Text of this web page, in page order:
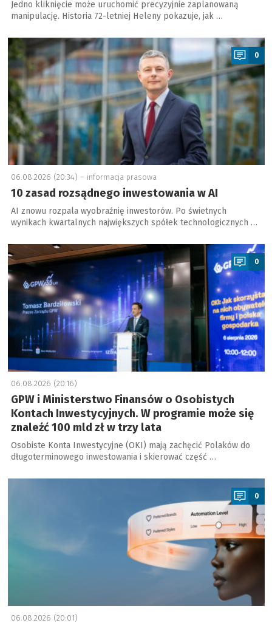
Jedno kliknięcie może uruchomić precyzyjnie zaplanowaną
manipulację. Historia 72-letniej Heleny pokazuje, jak …
a
0
06.08.2026 (20:34) – informacja prasowa
10 zasad rozsądnego inwestowania w AI
AI znowu rozpala wyobraźnię inwestorów. Po świetnych
wynikach kwartalnych największych spółek technologicznych …
a
0
06.08.2026 (20:16)
GPW i Ministerstwo Finansów o Osobistych
Kontach Inwestycyjnych. W programie może się
znaleźć 100 mld zł w trzy lata
Osobiste Konta Inwestycyjne (OKI) mają zachęcić Polaków do
długoterminowego inwestowania i skierować część …
a
0
06.08.2026 (20:01)